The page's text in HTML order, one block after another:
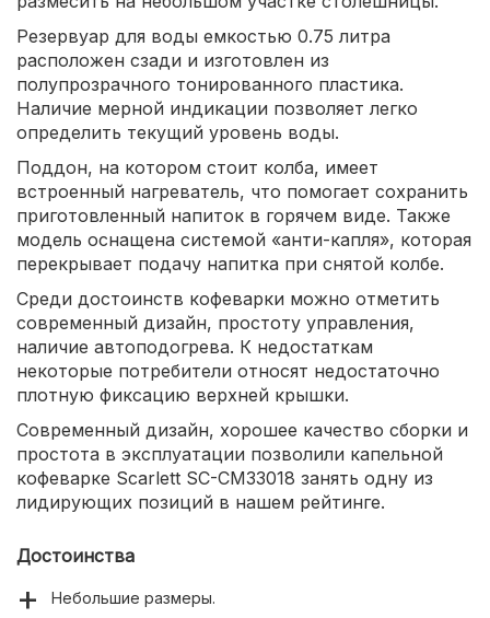
Резервуар для воды емкостью 0.75 литра
расположен сзади и изготовлен из
полупрозрачного тонированного пластика.
Наличие мерной индикации позволяет легко
определить текущий уровень воды.
Поддон, на котором стоит колба, имеет
встроенный нагреватель, что помогает сохранить
приготовленный напиток в горячем виде. Также
модель оснащена системой «анти-капля», которая
перекрывает подачу напитка при снятой колбе.
Среди достоинств кофеварки можно отметить
современный дизайн, простоту управления,
наличие автоподогрева. К недостаткам
некоторые потребители относят недостаточно
плотную фиксацию верхней крышки.
Современный дизайн, хорошее качество сборки и
простота в эксплуатации позволили капельной
кофеварке Scarlett SC-CM33018 занять одну из
лидирующих позиций в нашем рейтинге.
Достоинства
Небольшие размеры.